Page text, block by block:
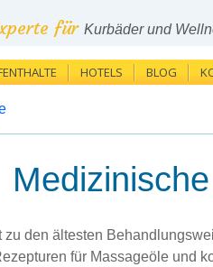
für Kurbäder und
HOTELS BLOG
den ältesten
für Massageöle und